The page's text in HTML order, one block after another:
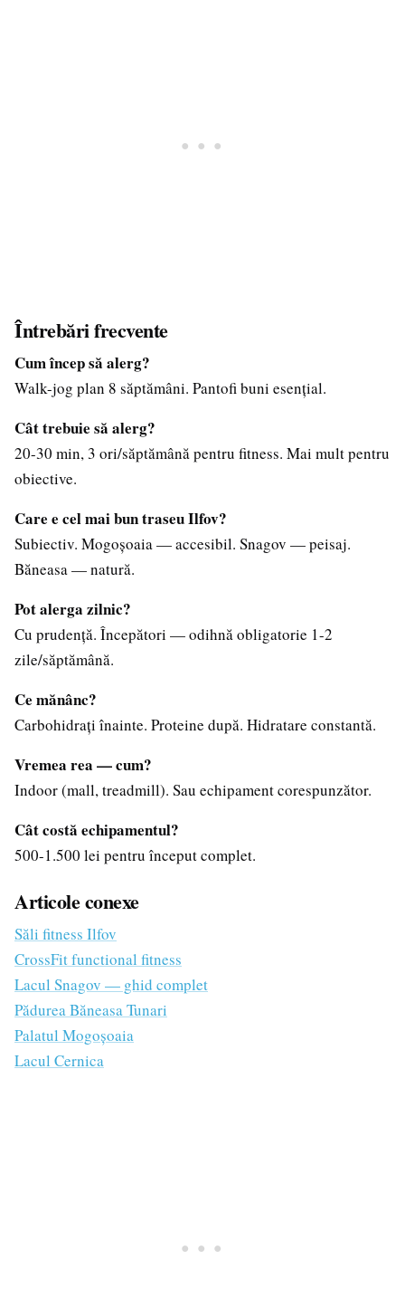
Întrebări frecvente
Cum încep să alerg?
Walk-jog plan 8 săptămâni. Pantofi buni esențial.
Cât trebuie să alerg?
20-30 min, 3 ori/săptămână pentru fitness. Mai mult pentru
obiective.
Care e cel mai bun traseu Ilfov?
Subiectiv. Mogoșoaia — accesibil. Snagov — peisaj.
Băneasa — natură.
Pot alerga zilnic?
Cu prudență. Începători — odihnă obligatorie 1-2
zile/săptămână.
Ce mănânc?
Carbohidrați înainte. Proteine după. Hidratare constantă.
Vremea rea — cum?
Indoor (mall, treadmill). Sau echipament corespunzător.
Cât costă echipamentul?
500-1.500 lei pentru început complet.
Articole conexe
Săli fitness Ilfov
CrossFit functional fitness
Lacul Snagov — ghid complet
Pădurea Băneasa Tunari
Palatul Mogoșoaia
Lacul Cernica